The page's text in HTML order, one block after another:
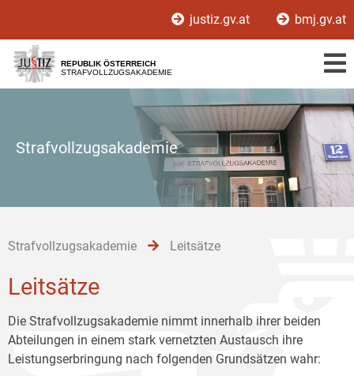
[1]
[2]
[3]
justiz.gv.at bmj.gv.at
REPUBLIK ÖSTERREICH
STRAFVOLLZUGSAKADEMIE
Strafvollzugsakademie
Strafvollzugsakademie Leitsätze
Leitsätze
Die Strafvollzugsakademie nimmt innerhalb ihrer beiden
Abteilungen in einem stark vernetzten Austausch ihre
Leistungserbringung nach folgenden Grundsätzen wahr: